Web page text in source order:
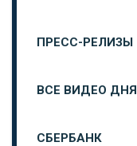
ПРЕСС-РЕЛИЗЫ
ВСЕ ВИДЕО ДНЯ
СБЕРБАНК